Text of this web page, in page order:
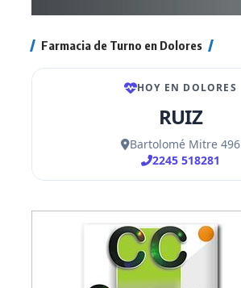
Farmacia de Turno en Dolores